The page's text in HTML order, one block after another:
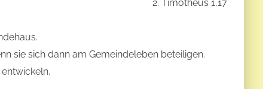
2. Timotheus 1,17
sie sich dann am Gemeindeleben beteiligen.